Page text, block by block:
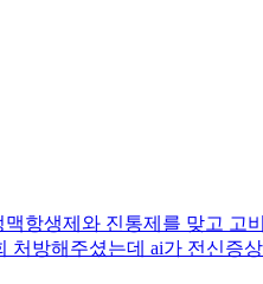
항생제와 진통제를 맞고 고
방해주셨는데 ai가 전신증
소변 불편감만 약간 있을